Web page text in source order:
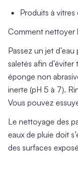
Produits à vitres
Comment nettoyer
Passez un jet
saletés afin
éponge non
inerte (pH 5 à 7).
Vous pouvez
Le nettoyage des
eaux de pluie doit
des surfaces